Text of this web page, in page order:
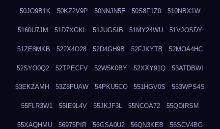
50JO9B1K 50KZ2V9P 50NNJN5E 50S8F1Z0 510NBX1W
5160U7JM 51D7XGKL 51JUGSIB 51MY24WU 51VJOSDY
51ZE8MKB 522X4O28 52D4GH9B 52FJKYTB 52MOA4HC
52SYO0Q2 52TPECFV 52W5K0BY 52XXY91Q 53ATDBWI
53EKZAMH 53Z8FUAW 54PKU5CO 551HGV0S 553WPS4S
55FLR3W1 55IE9L4V 55JKJF3L 55NCOA72 55QDIRSM
55XAQHMU 56975PIR 56GSA0U2 56QN3KEB 56SCV4BG